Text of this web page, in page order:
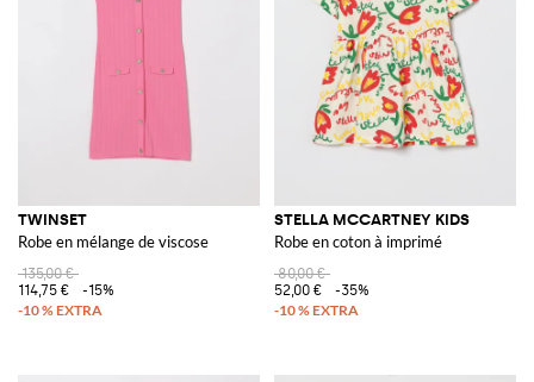
TWINSET
Robe en mélange de viscose
135,00 €
114,75 €
-15%
STELLA MCCARTNEY KIDS
Robe en coton à imprimé
80,00 €
52,00 €
-35%